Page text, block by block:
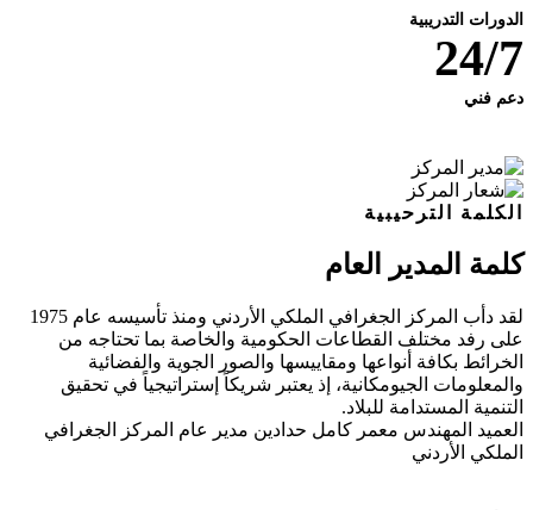
الدورات التدريبية
24/7
دعم فني
الكلمة الترحيبية
كلمة المدير العام
لقد دأب المركز الجغرافي الملكي الأردني ومنذ تأسيسه عام 1975
على رفد مختلف القطاعات الحكومية والخاصة بما تحتاجه من
الخرائط بكافة أنواعها ومقاييسها والصور الجوية والفضائية
والمعلومات الجيومكانية، إذ يعتبر شريكاً إستراتيجياً في تحقيق
التنمية المستدامة للبلاد.
العميد المهندس معمر كامل حدادين مدير عام المركز الجغرافي
الملكي الأردني